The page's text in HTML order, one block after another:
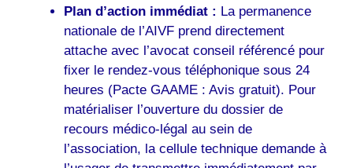
Plan d’action immédiat : La permanence
nationale de l’AIVF prend directement
attache avec l’avocat conseil référencé pour
fixer le rendez-vous téléphonique sous 24
heures (Pacte GAAME : Avis gratuit). Pour
matérialiser l’ouverture du dossier de
recours médico-légal au sein de
l’association, la cellule technique demande à